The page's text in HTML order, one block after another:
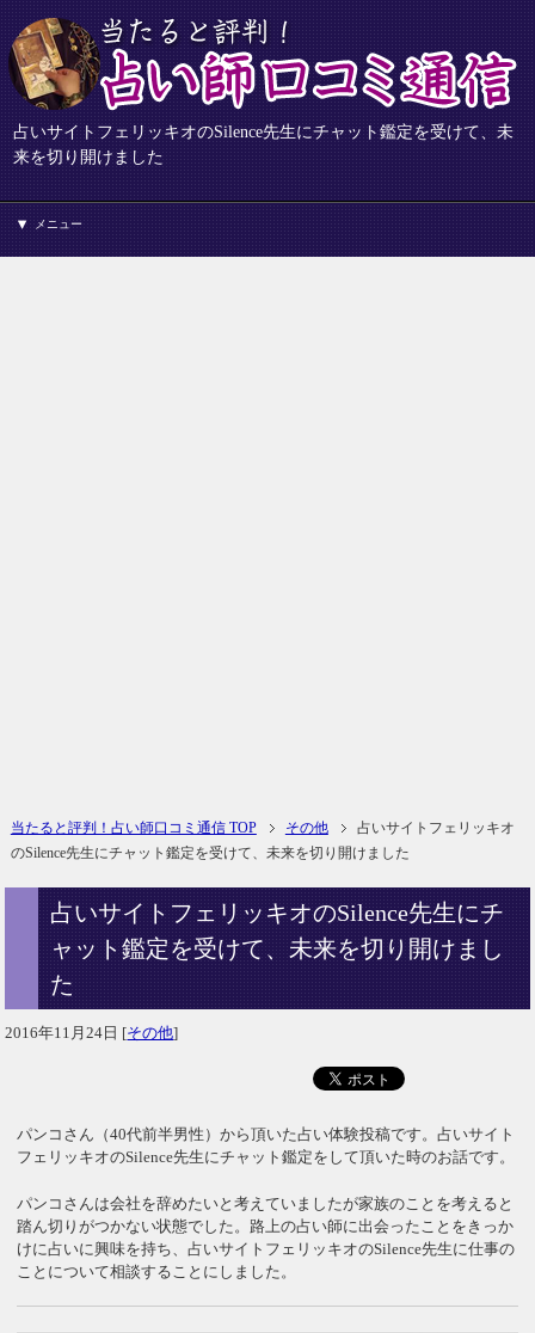
占いサイトフェリッキオのSilence先生にチャット鑑定を受けて、未
来を切り開けました
メニュー
当たると評判！占い師口コミ通信 TOP その他
占いサイトフェリッキオ
のSilence先生にチャット鑑定を受けて、未来を切り開けました
占いサイトフェリッキオのSilence先生にチ
ャット鑑定を受けて、未来を切り開けまし
た
2016年11月24日 [その他]
パンコさん（40代前半男性）から頂いた占い体験投稿です。占いサイト
フェリッキオのSilence先生にチャット鑑定をして頂いた時のお話です。
パンコさんは会社を辞めたいと考えていましたが家族のことを考えると
踏ん切りがつかない状態でした。路上の占い師に出会ったことをきっか
けに占いに興味を持ち、占いサイトフェリッキオのSilence先生に仕事の
ことについて相談することにしました。